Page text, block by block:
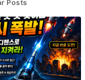
Posts